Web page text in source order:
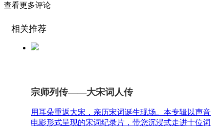
查看更多评论
相关推荐
宗师列传——大宋词人传
用耳朵重返大宋，亲历宋词诞生现场。本专辑以声音
电影形式呈现的宋词纪录片，带您沉浸式走进十位词